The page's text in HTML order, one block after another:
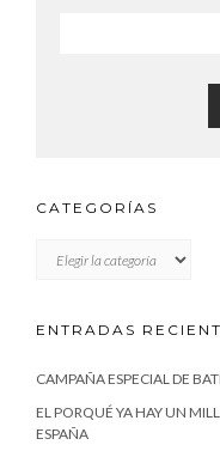
CATEGORÍAS
ENTRADAS
CAMPAÑA ESPECIAL DE
EL PORQUÉ YA HAY UN
ESPAÑA